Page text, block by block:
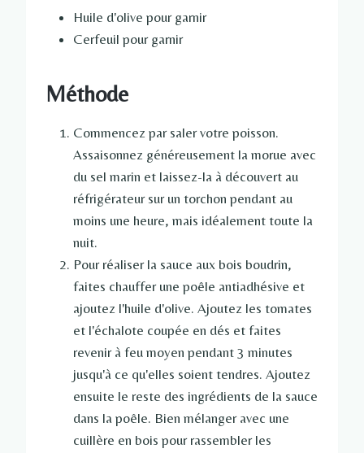
Huile d'olive pour garnir
Cerfeuil pour garnir
Méthode
Commencez par saler votre poisson.
Assaisonnez généreusement la morue avec
du sel marin et laissez-la à découvert au
réfrigérateur sur un torchon pendant au
moins une heure, mais idéalement toute la
nuit.
Pour réaliser la sauce aux bois boudrin,
faites chauffer une poêle antiadhésive et
ajoutez l'huile d'olive. Ajoutez les tomates
et l'échalote coupée en dés et faites
revenir à feu moyen pendant 3 minutes
jusqu'à ce qu'elles soient tendres. Ajoutez
ensuite le reste des ingrédients de la sauce
dans la poêle. Bien mélanger avec une
cuillère en bois pour rassembler les